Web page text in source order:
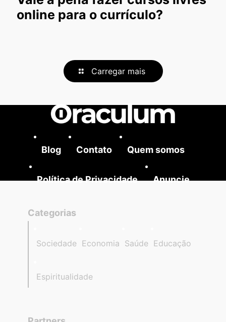
online para o currículo?
Carregar mais
Blog Contato Quem somos
Política de Privacidade Anuncie
Categorias
Sociedade Economia Saúde Educação
Espiritualidade